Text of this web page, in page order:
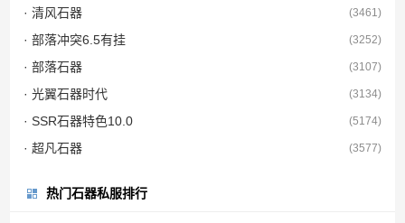
· 清风石器 (3461)
· 部落冲突6.5有挂 (3252)
· 部落石器 (3107)
· 光翼石器时代 (3134)
· SSR石器特色10.0 (5174)
· 超凡石器 (3577)
热门石器私服排行